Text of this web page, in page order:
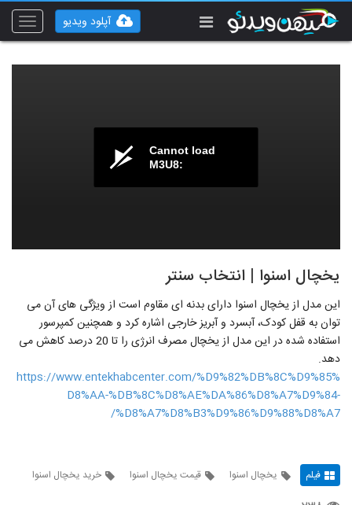
Toggle
آپلود ویدیو
Cannot load
M3U8:
یخچال اسنوا | انتخاب سنتر
این مدل از یخچال اسنوا دارای بدنه ای مقاوم است از ویژگی های آن می
توان به قفل کودک، آبسرد و آبریز خارجی اشاره کرد و همچنین کمپرسور
استفاده شده در این مدل از یخچال مصرف انرژی را تا 20 درصد کاهش می
دهد.
https://www.entekhabcenter.com/%D9%82%DB%8C%D9%85%
D8%AA-%DB%8C%D8%AE%DA%86%D8%A7%D9%84-
%D8%A7%D8%B3%D9%86%D9%88%D8%A7/
فیلم یخچال اسنوا قیمت یخچال اسنوا خرید یخچال اسنوا